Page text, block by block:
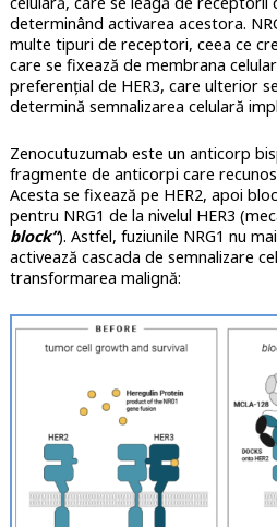
determinând activarea acestora.
multe tipuri de receptori, ceea ce
care se fixează de membrana
preferențial de HER3, care ulterior
determină semnalizarea celulară
Zenocutuzumab este un anticorp
fragmente de anticorpi care
Acesta se fixează pe HER2, apoi
pentru NRG1 de la nivelul HER3
block”). Astfel, fuziunile NRG1 nu
activează cascada de semnalizare
transformarea malignă: